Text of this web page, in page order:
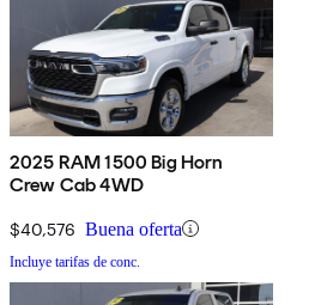
2025 RAM 1500 Big Horn
Crew Cab 4WD
$40,576 Buena oferta
Incluye tarifas de conc.